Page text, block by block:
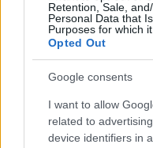
Retention, Sale,
Personal Data that
Purposes for which
Opted Out
Google consents
I want to allow
related to
device identifiers in